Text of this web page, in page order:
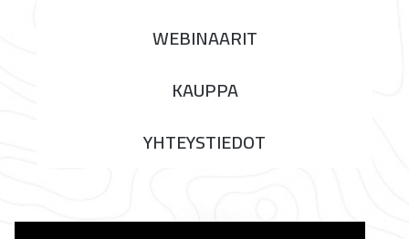
WEBINAARIT
KAUPPA
YHTEYSTIEDOT